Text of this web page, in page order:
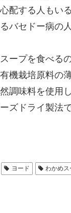
配する人もい
バセドー病の
ープを食べる
機栽培原料の
調味料を使用
ズドライ製法
ヨード わかめス